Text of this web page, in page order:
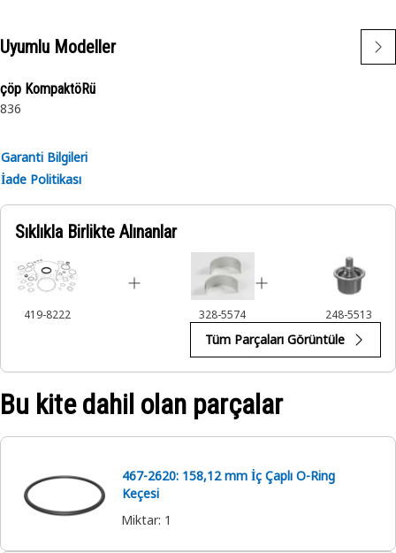
Uyumlu Modeller
çöp KompaktöRü
836
Garanti Bilgileri
İade Politikası
Sıklıkla Birlikte Alınanlar
419-8222 328-5574 248-5513
Tüm Parçaları Görüntüle
Bu kite dahil olan parçalar
467-2620: 158,12 mm İç Çaplı O-Ring
Keçesi
Miktar: 1